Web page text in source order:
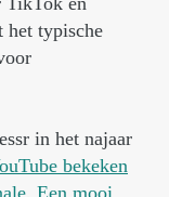
het typische
in het najaar
bekeken
Een mooi